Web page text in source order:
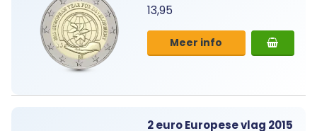
13,95
Meer info
2 euro Europese vlag 2015